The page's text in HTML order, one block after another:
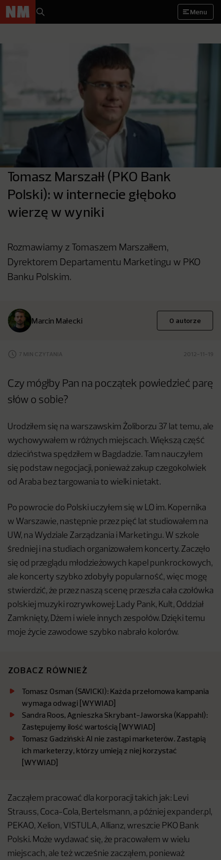
Menu
Tomasz Marszałł (PKO Bank
Polski): w internecie głęboko
wierzę w wyniki
Rozmawiamy z Tomaszem Marszałłem,
Dyrektorem Departamentu Marketingu w PKO
Banku Polskim.
Marcin Małecki O autorze
7 MIN CZYTANIA 2012-11-19
Czy mógłby Pan na początek powiedzieć parę
słów o sobie?
Urodziłem się na warszawskim Żoliborzu 37 lat temu, ale
wychowywałem w różnych miejscach. Większą część
dzieciństwa spędziłem w Bagdadzie. Tam nauczyłem
się podstaw negocjacji, ponieważ zakup czegokolwiek
od Araba bez targowania to wielki nietakt.
Po powrocie do Polski uczyłem się w LO im. Kopernika
w Warszawie, następnie przez pięć lat studiowałem na
UW, na Wydziale Zarządzania i Marketingu. W szkole
średniej i na studiach organizowałem koncerty. Zaczęło
się od przeglądu młodzieżowych kapel punkrockowych,
ale koncerty szybko zdobyły popularność, więc mogę
stwierdzić, że przez naszą scenę przeszła cała czołówka
polskiej muzyki rozrywkowej: Lady Pank, Kult, Oddział
Zamknięty, Dżem i wiele innych zespołów. Dzięki temu
moje życie zawodowe szybko nabrało kolorów.
ZOBACZ RÓWNIEŻ
Tomasz Osman (SAVICKI): Każda przełomowa kampania
wymaga odwagi [WYWIAD]
Sandra Roos, Agnieszka Skrybant-Jaworska (Kappahl):
Zastępujemy ilość wartością [WYWIAD]
Tomasz Gadziński: AI nie zastąpi marketerów. Zastąpią
ich marketerzy, którzy umieją z niej korzystać
[WYWIAD]
Zacząłem pracować dla korporacji takich jak: Levi
Strauss, Coca-Cola, Bertelsmann, a później expander.pl,
PEKAO, Xelion, VISTULA, Allianz, wreszcie PKO Bank
Polski. Może wydawać się, że pracowałem w wielu
miejscach, ale też wcześnie zacząłem, ponieważ